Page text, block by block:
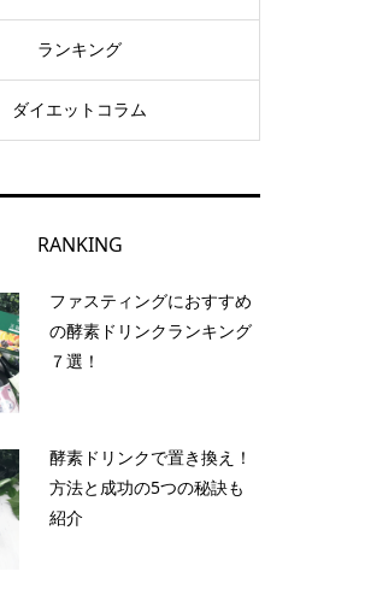
ランキング
ダイエットコラム
RANKING
ファスティングにおすすめ
の酵素ドリンクランキング
７選！
酵素ドリンクで置き換え！
方法と成功の5つの秘訣も
紹介